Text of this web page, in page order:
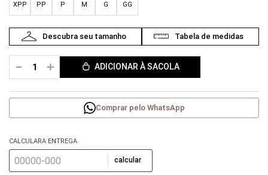
PP P M G GG
XPP
＋
－ ADICIONAR À SACOLA
Comprar pelo WhatsApp
CALCULARA ENTREGA
calcular